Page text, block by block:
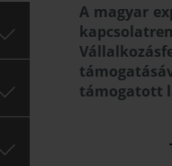
A magyar
támogatott